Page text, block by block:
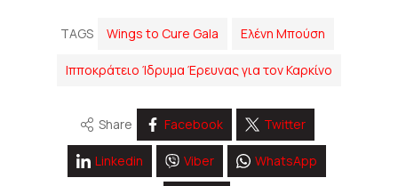
TAGS Wings to Cure Gala Ελένη Μπούση
Ιπποκράτειο Ίδρυμα Έρευνας για τον Καρκίνο
Share Facebook Twitter
Linkedin Viber WhatsApp